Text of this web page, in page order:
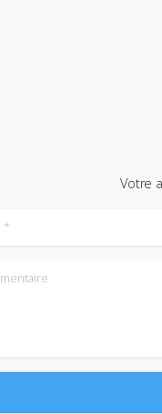
Votre